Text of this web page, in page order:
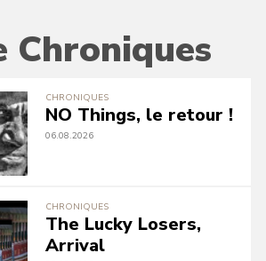
Chroniques
CHRONIQUES
NO Things, le retour !
06.08.2026
CHRONIQUES
The Lucky Losers,
Arrival